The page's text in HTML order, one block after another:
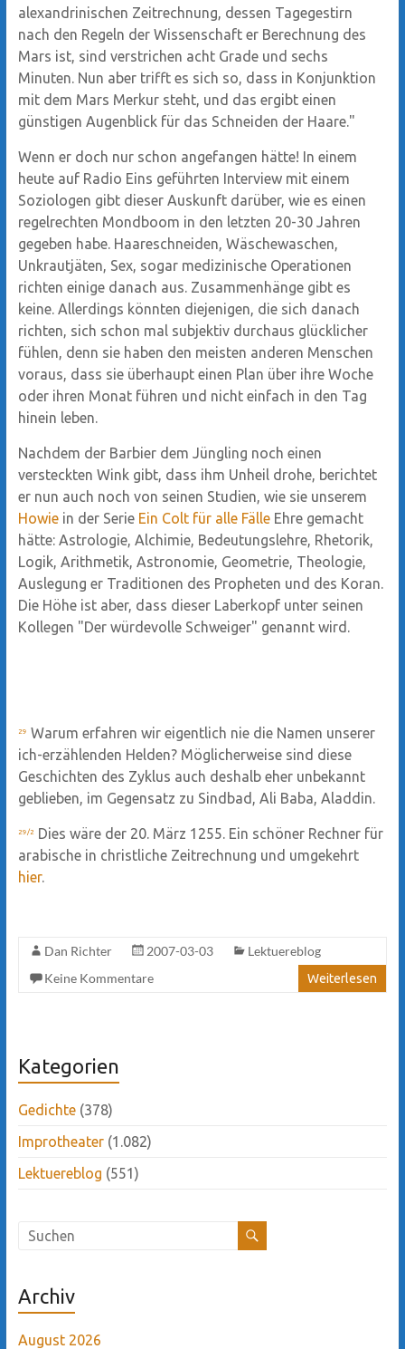
alexandrinischen Zeitrechnung, dessen Tagegestirn
nach den Regeln der Wissenschaft er Berechnung des
Mars ist, sind verstrichen acht Grade und sechs
Minuten. Nun aber trifft es sich so, dass in Konjunktion
mit dem Mars Merkur steht, und das ergibt einen
günstigen Augenblick für das Schneiden der Haare."
Wenn er doch nur schon angefangen hätte! In einem
heute auf Radio Eins geführten Interview mit einem
Soziologen gibt dieser Auskunft darüber, wie es einen
regelrechten Mondboom in den letzten 20-30 Jahren
gegeben habe. Haareschneiden, Wäschewaschen,
Unkrautjäten, Sex, sogar medizinische Operationen
richten einige danach aus. Zusammenhänge gibt es
keine. Allerdings könnten diejenigen, die sich danach
richten, sich schon mal subjektiv durchaus glücklicher
fühlen, denn sie haben den meisten anderen Menschen
voraus, dass sie überhaupt einen Plan über ihre Woche
oder ihren Monat führen und nicht einfach in den Tag
hinein leben.
Nachdem der Barbier dem Jüngling noch einen
versteckten Wink gibt, dass ihm Unheil drohe, berichtet
er nun auch noch von seinen Studien, wie sie unserem
Howiein der Serie Ein Colt für alle FälleEhre gemacht
hätte: Astrologie, Alchimie, Bedeutungslehre, Rhetorik,
Logik, Arithmetik, Astronomie, Geometrie, Theologie,
Auslegung er Traditionen des Propheten und des Koran.
Die Höhe ist aber, dass dieser Laberkopf unter seinen
Kollegen "Der würdevolle Schweiger" genannt wird.
29 Warum erfahren wir eigentlich nie die Namen unserer
ich-erzählenden Helden? Möglicherweise sind diese
Geschichten des Zyklus auch deshalb eher unbekannt
geblieben, im Gegensatz zu Sindbad, Ali Baba, Aladdin.
29/2Dies wäre der 20. März 1255. Ein schöner Rechner für
arabische in christliche Zeitrechnung und umgekehrt
hier.
Dan Richter 2007-03-03
Lektuereblog
Keine Kommentare
Weiterlesen
Kategorien
Gedichte(378)
Improtheater(1.082)
Lektuereblog (551)
Archiv
August 2026